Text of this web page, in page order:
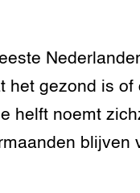
exoten
genetische
het gezond is
helft noemt
blijven